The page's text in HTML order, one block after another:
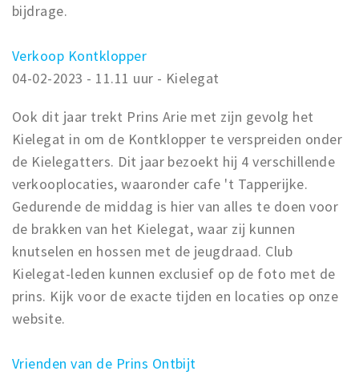
bijdrage.
Verkoop Kontklopper
04-02-2023 - 11.11 uur - Kielegat
Ook dit jaar trekt Prins Arie met zijn gevolg het
Kielegat in om de Kontklopper te verspreiden onder
de Kielegatters. Dit jaar bezoekt hij 4 verschillende
verkooplocaties, waaronder cafe 't Tapperijke.
Gedurende de middag is hier van alles te doen voor
de brakken van het Kielegat, waar zij kunnen
knutselen en hossen met de jeugdraad. Club
Kielegat-leden kunnen exclusief op de foto met de
prins. Kijk voor de exacte tijden en locaties op onze
website.
Vrienden van de Prins Ontbijt